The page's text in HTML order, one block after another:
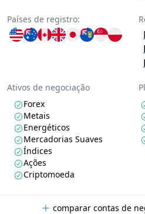
Países de registro:
Ativos de negociação
Forex
Metais
Energéticos
Mercadorias Suaves
Índices
Ações
Criptomoeda
comparar contas de